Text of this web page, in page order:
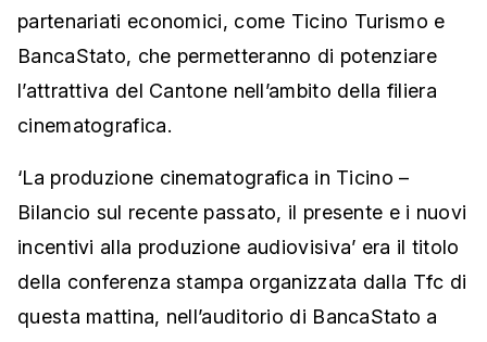
partenariati economici, come Ticino Turismo e
BancaStato, che permetteranno di potenziare
l’attrattiva del Cantone nell’ambito della filiera
cinematografica.
‘La produzione cinematografica in Ticino –
Bilancio sul recente passato, il presente e i nuovi
incentivi alla produzione audiovisiva’ era il titolo
della conferenza stampa organizzata dalla Tfc di
questa mattina, nell’auditorio di BancaStato a